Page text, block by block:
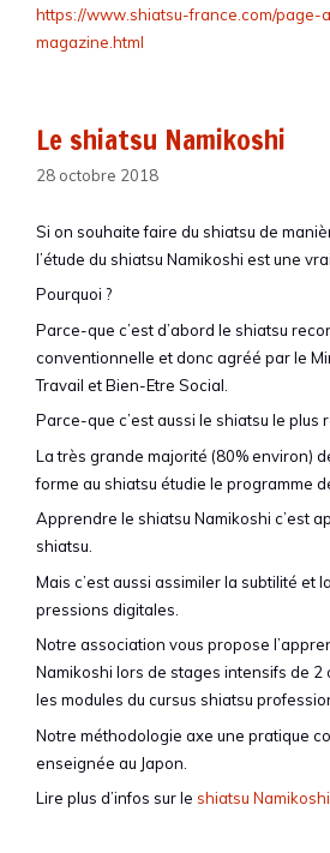
https://www.shiatsu-france.com/page-
magazine.html
Le shiatsu Namikoshi
28 octobre 2018
Si on souhaite faire du shiatsu de
l’étude du shiatsu Namikoshi est une
Pourquoi ?
Parce-que c’est d’abord le shiatsu
conventionnelle et donc agréé par le
Travail et Bien-Etre Social.
Parce-que c’est aussi le shiatsu le plus
La très grande majorité (80% environ)
forme au shiatsu étudie le programme
Apprendre le shiatsu Namikoshi c’est
shiatsu.
Mais c’est aussi assimiler la subtilité et
pressions digitales.
Notre association vous propose
Namikoshi lors de stages intensifs de 2
les modules du cursus shiatsu
Notre méthodologie axe une pratique
enseignée au Japon.
Lire plus d’infos sur le shiatsu Namikoshi